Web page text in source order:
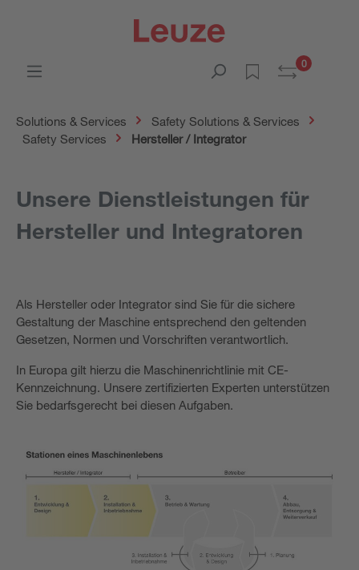
0
Solutions & Services
Safety Solutions & Services
Safety Services
Hersteller / Integrator
Unsere Dienstleistungen für
Hersteller und Integratoren
Als Hersteller oder Integrator sind Sie für die sichere
Gestaltung der Maschine entsprechend den geltenden
Gesetzen, Normen und Vorschriften verantwortlich.
In Europa gilt hierzu die Maschinenrichtlinie mit CE-
Kennzeichnung. Unsere zertifizierten Experten unterstützen
Sie bedarfsgerecht bei diesen Aufgaben.